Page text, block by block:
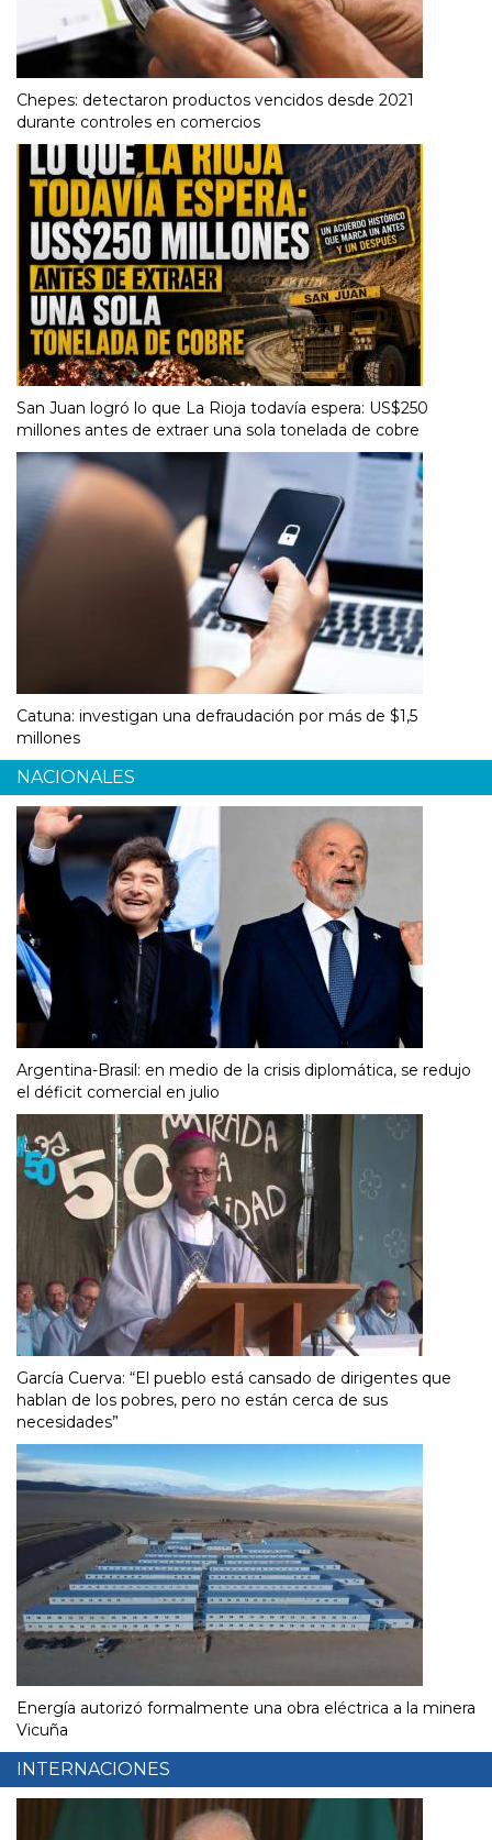
Chepes: detectaron productos vencidos desde 2021
durante controles en comercios
San Juan logró lo que La Rioja todavía espera: US$250
millones antes de extraer una sola tonelada de cobre
Catuna: investigan una defraudación por más de $1,5
millones
NACIONALES
Argentina-Brasil: en medio de la crisis diplomática, se redujo
el déficit comercial en julio
García Cuerva: “El pueblo está cansado de dirigentes que
hablan de los pobres, pero no están cerca de sus
necesidades”
Energía autorizó formalmente una obra eléctrica a la minera
Vicuña
INTERNACIONES